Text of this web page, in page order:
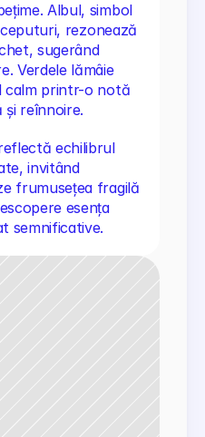
Albul, simbol
rezonează
sugerând
Verdele lămâie
calm printr-o notă
reînnoire.
echilibrul
invitând
frumusețea fragilă
esența
semnificative.